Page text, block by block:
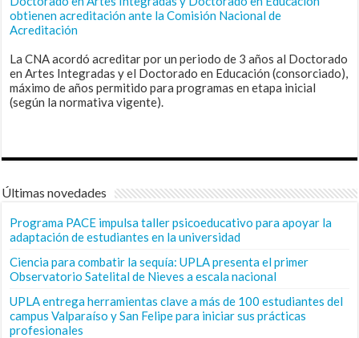
obtienen acreditación ante la Comisión Nacional de
Acreditación
La CNA acordó acreditar por un periodo de 3 años al Doctorado
en Artes Integradas y el Doctorado en Educación (consorciado),
máximo de años permitido para programas en etapa inicial
(según la normativa vigente).
Últimas novedades
Programa PACE impulsa taller psicoeducativo para apoyar la
adaptación de estudiantes en la universidad
Ciencia para combatir la sequía: UPLA presenta el primer
Observatorio Satelital de Nieves a escala nacional
UPLA entrega herramientas clave a más de 100 estudiantes del
campus Valparaíso y San Felipe para iniciar sus prácticas
profesionales